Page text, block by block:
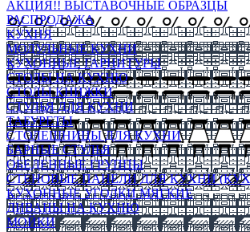
АКЦИЯ!! ВЫСТАВОЧНЫЕ ОБРАЗЦЫ
РАСПРОДАЖА
КУХНЯ
МОДУЛЬНЫЕ КУХНИ
КУХОННЫЕ ГАРНИТУРЫ
СТОЛЫ НА КУХНЮ
СТОЛЫ КНИЖКИ
СТУЛЬЯ ДЛЯ КУХНИ
ТАБУРЕТЫ
СТОЛЕШНИЦЫ ДЛЯ КУХНИ
БАРНЫЕ СТУЛЬЯ
ОБЕДЕННЫЕ ГРУППЫ
СТЕНОВЫЕ ПАНЕЛИ ДЛЯ КУХНИ
КУХОННЫЕ УГОЛКИ МЯГКИЕ
ДИВАНЫ НА КУХНЮ
МОЙКИ